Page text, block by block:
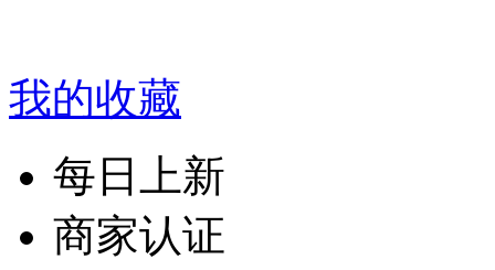
我的收藏
每日上新
商家认证